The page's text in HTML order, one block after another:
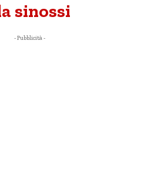
sinossi
- Pubblicità -